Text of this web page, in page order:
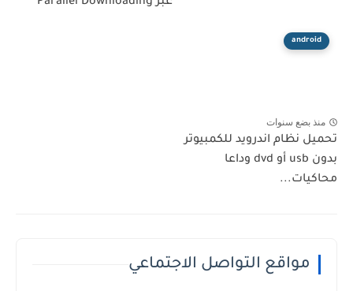
بضع سنوات
نظام اندرويد للكمبيوتر
بدون usb أو dvd وداعا
مواقع التواصل الاجتماعي